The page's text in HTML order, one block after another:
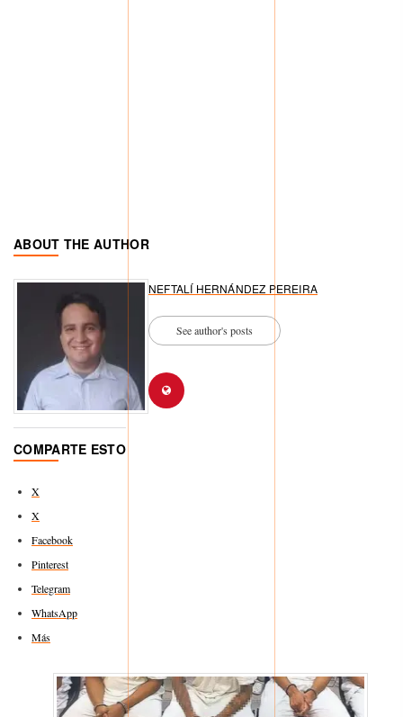
ABOUT THE AUTHOR
NEFTALÍ HERNÁNDEZ PEREIRA
See author's posts
COMPARTE ESTO
X
X
Facebook
Pinterest
Telegram
WhatsApp
Más